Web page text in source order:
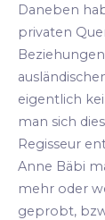
Daneben
privaten
eigentlich
man sich
Regisseur
Anne Bäbi
mehr oder
geprobt,